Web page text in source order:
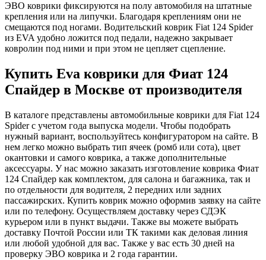
ЭВО коврики фиксируются на полу автомобиля на штатные
крепления или на липучки. Благодаря креплениям они не
смещаются под ногами. Водительский коврик Fiat 124 Spider
из EVA удобно ложится под педали, надежно закрывает
ковролин под ними и при этом не цепляет сцепление.
Купить Eva коврики для Фиат 124
Спайдер в Москве от производителя
В каталоге представлены автомобильные коврики для Fiat 124
Spider с учетом года выпуска модели. Чтобы подобрать
нужный вариант, воспользуйтесь конфигуратором на сайте. В
нем легко можно выбрать тип ячеек (ромб или сота), цвет
окантовки и самого коврика, а также дополнительные
аксессуары. У нас можно заказать изготовление коврика Фиат
124 Спайдер как комплектом, для салона и багажника, так и
по отдельности для водителя, 2 передних или задних
пассажирских. Купить коврик можно оформив заявку на сайте
или по телефону. Осуществляем доставку через СДЭК
курьером или в пункт выдачи. Также вы можете выбрать
доставку Почтой России или ТК такими как деловая линия
или любой удобной для вас. Также у вас есть 30 дней на
проверку ЭВО коврика и 2 года гарантии.